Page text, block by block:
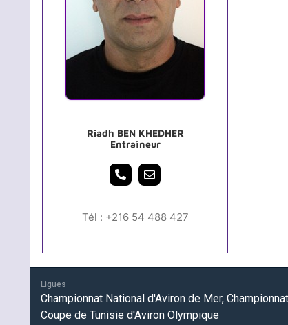
Riadh BEN KHEDHER
Entraîneur
Tél : +216 54 488 427
Ligues
Championnat National d'Aviron de Mer,
Coupe de Tunisie d'Aviron Olympique